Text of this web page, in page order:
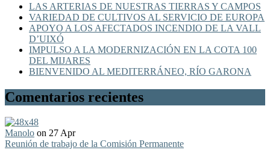
LAS ARTERIAS DE NUESTRAS TIERRAS Y CAMPOS
VARIEDAD DE CULTIVOS AL SERVICIO DE EUROPA
APOYO A LOS AFECTADOS INCENDIO DE LA VALL
D’UIXÓ
IMPULSO A LA MODERNIZACIÓN EN LA COTA 100
DEL MIJARES
BIENVENIDO AL MEDITERRÁNEO, RÍO GARONA
Comentarios recientes
Manolo on 27 Apr
Reunión de trabajo de la Comisión Permanente